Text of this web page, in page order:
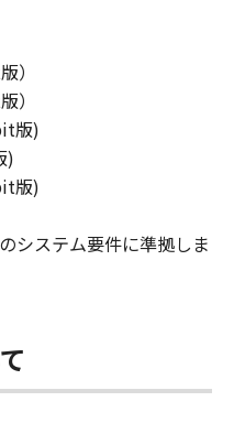
、リバース・エン
イルまたは逆アセ
ません。また第三
せてはなりませ
める場合を除き、
エア」に関する知
。
内容によりキヤノ
イセンサーに帰属し
）
）
版)
)
版)
システム要件に準拠しま